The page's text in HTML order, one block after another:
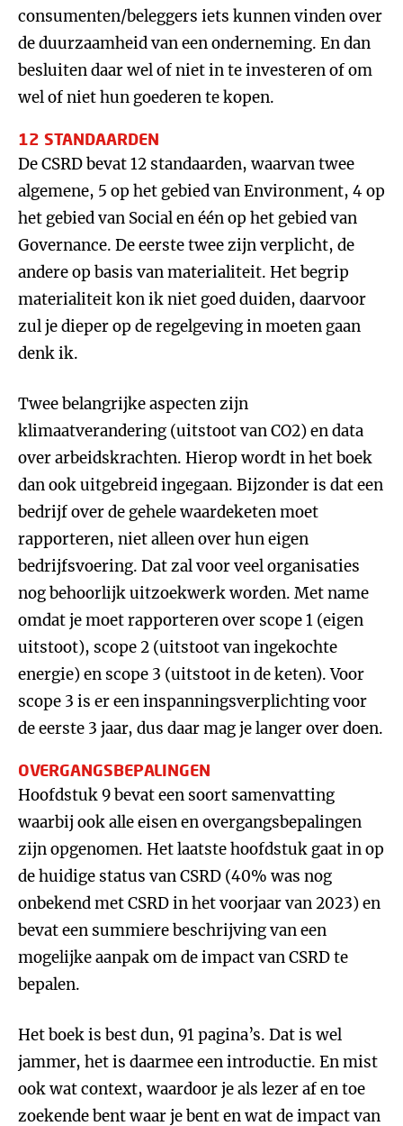
consumenten/beleggers iets kunnen vinden over
de duurzaamheid van een onderneming. En dan
besluiten daar wel of niet in te investeren of om
wel of niet hun goederen te kopen.
12 STANDAARDEN
De CSRD bevat 12 standaarden, waarvan twee
algemene, 5 op het gebied van Environment, 4 op
het gebied van Social en één op het gebied van
Governance. De eerste twee zijn verplicht, de
andere op basis van materialiteit. Het begrip
materialiteit kon ik niet goed duiden, daarvoor
zul je dieper op de regelgeving in moeten gaan
denk ik.
Twee belangrijke aspecten zijn
klimaatverandering (uitstoot van CO2) en data
over arbeidskrachten. Hierop wordt in het boek
dan ook uitgebreid ingegaan. Bijzonder is dat een
bedrijf over de gehele waardeketen moet
rapporteren, niet alleen over hun eigen
bedrijfsvoering. Dat zal voor veel organisaties
nog behoorlijk uitzoekwerk worden. Met name
omdat je moet rapporteren over scope 1 (eigen
uitstoot), scope 2 (uitstoot van ingekochte
energie) en scope 3 (uitstoot in de keten). Voor
scope 3 is er een inspanningsverplichting voor
de eerste 3 jaar, dus daar mag je langer over doen.
OVERGANGSBEPALINGEN
Hoofdstuk 9 bevat een soort samenvatting
waarbij ook alle eisen en overgangsbepalingen
zijn opgenomen. Het laatste hoofdstuk gaat in op
de huidige status van CSRD (40% was nog
onbekend met CSRD in het voorjaar van 2023) en
bevat een summiere beschrijving van een
mogelijke aanpak om de impact van CSRD te
bepalen.
Het boek is best dun, 91 pagina’s. Dat is wel
jammer, het is daarmee een introductie. En mist
ook wat context, waardoor je als lezer af en toe
zoekende bent waar je bent en wat de impact van